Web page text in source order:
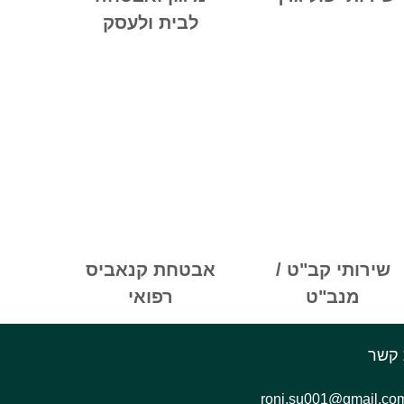
לבית ולעסק
שירותי קב"ט /
מנב"ט
אבטחת קנאביס
רפואי
קשר